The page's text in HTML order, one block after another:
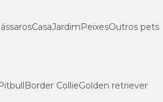
CasaJardimPeixesOutros pets
Border CollieGolden retriever